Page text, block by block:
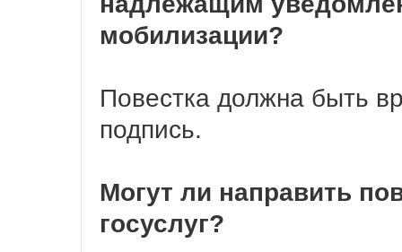
мобилизации?
Повестка должна быть
подпись.
Могут ли направить
госуслуг?